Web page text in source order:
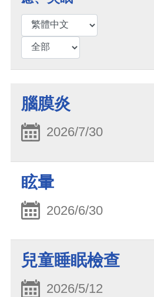
腦膜炎
2026/7/30
眩暈
2026/6/30
兒童睡眠檢查
2026/5/12